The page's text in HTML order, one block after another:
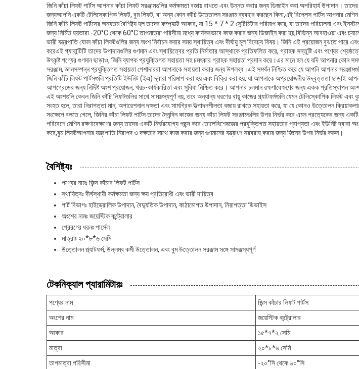
জিনি কাঁচা লিফট পার্টস আপনার কাঁচা লিফট সরঞ্জামগুলির কর্মক্ষমতা বজায় রাখতে এবং উন্নত করার জন্য ডিজাইন করা অপরিহার্য উপাদান।
জন্যআপনি একটি টেলিস্কোপিক লিফট, বুম লিফট, বা অন্য কোন কাঁচি উত্তোলন সরঞ্জাম ব্যবহার করছেন কিনা,এই রিপ্লেস পার্টস আপনার মেশিন
জিনি কাঁচি লিফট পার্টসের অন্যতম বৈশিষ্ট্য হল তাদের কম্প্যাক্ট আকার, যা 15 * 7 * 2 সেন্টিমিটার পরিমাপ করে, যা তাদের পরিচালনা
জন্য নির্মিত হয়তারা -20°C থেকে 60°C তাপমাত্রা পরিসীমা মধ্যে কার্যকরভাবে কাজ করার জন্য ডিজাইন করা হয়,বিভিন্ন আবহাওয়া এবং
ভারী যন্ত্রপাতি যেমন কাঁচা লিফটগুলির জন্য অংশ নির্বাচন করার সময় স্থায়িত্ব এবং দীর্ঘায়ু মূল বিবেচ্য বিষয়। জিনি এই প্রয়োজন বুঝতে পারে
করেএই গ্যারান্টিটি তাদের উপাদানগুলির গুণমান এবং স্থায়িত্বের প্রতি নির্মাতার আস্থাকে প্রতিফলিত করে, গ্রাহক সন্তুষ্টি এবং পণ্যের
উৎকৃষ্ট পণ্যের গুণমান ছাড়াও, জিনি ব্যাপক প্রযুক্তিগত সহায়তা সহ চমৎকার গ্রাহক সহায়তা প্রদান করে।এর মানে হল যে যদি আপনার কোন
সরঞ্জাম, জ্ঞানসম্পন্ন প্রযুক্তিগত সহায়তা পেশাদাররা আপনাকে সহায়তা করার জন্য উপলব্ধ।এই সমর্থন নিশ্চিত করে যে আপনি আপনার
জিনি কাঁচি লিফট পার্টসগুলি প্রতিটি ইউনিট (ইএ) দ্বারা পরিমাপ করা হয় এবং বিক্রি করা হয়, যা আপনাকে অপ্রয়োজনীয় উদ্বৃত্ততা ছাড়াই
আপগ্রেডের জন্য নির্দিষ্ট অংশ প্রয়োজন, খরচ-কার্যকারিতা এবং সুবিধা নিশ্চিত করে। আপনার চলমান রক্ষণাবেক্ষণের জন্য একক
এই অংশগুলি কেবল জিনি কাঁচি লিফটগুলির সাথে সামঞ্জস্যপূর্ণ নয়, তবে অন্যান্য ধরণের বায়ু কাজের প্ল্যাটফর্মগুলি যেমন টেলিস্কোপিক
সংহত হলে, তারা নিরাপত্তা মান, অপারেশনাল দক্ষতা এবং সামগ্রিক উত্পাদনশীলতা বজায় রাখতে সহায়তা করে, যা যে কোনও উত্তোলন
সংক্ষেপে বলতে গেলে, জিনির কাঁচা লিফট পার্টস তাদের দৈনন্দিন কাজের জন্য কাঁচা লিফট সরঞ্জামগুলির উপর নির্ভর করে এমন প্রত্যেকের জন্য
পরিবেশে মেশিন রক্ষণাবেক্ষণের জন্য তাদের একটি নির্ভরযোগ্য পছন্দ করে তোলেবিশেষজ্ঞের প্রযুক্তিগত সহায়তার প্রাপ্যতা এবং ইউনিট
করে,বুম লিফটআপনার যন্ত্রপাতি নিরাপদ ও দক্ষতার সাথে কাজ করার জন্য গুণমানের যন্ত্রাংশ সরবরাহ করার জন্য জিনের উপর নির্ভর করুন।
বৈশিষ্ট্যঃ
পণ্যের নামঃ জিন্স কাঁচার লিফট পার্টস
স্থায়িত্বঃ দীর্ঘস্থায়ী কর্মক্ষমতা জন্য ক্ষয় প্রতিরোধী এবং ভারী দায়িত্ব
পার্ট বিভাগঃ হাইড্রোলিক উপাদান, বৈদ্যুতিক উপাদান, কাঠামোগত উপাদান, নিরাপত্তা ডিভাইস
অংশের নামঃ জয়েস্টিক কন্ট্রোলার
প্রেরণের ধরনঃ পার্সেল
মাত্রাঃ ২০*৮*৬ সেমি
উত্তোলন প্ল্যাটফর্ম, উল্লম্ব কর্মী উত্তোলন, এবং বুম উত্তোলন সরঞ্জাম সঙ্গে সামঞ্জস্যপূর্ণ
টেকনিক্যাল প্যারামিটারঃ
পণ্যের নাম
জিন্স কাঁচার লিফট পার্টস
অংশের নাম
জয়েস্টিক কন্ট্রোলার
আকার
১৫*৭*২ সেমি
মাত্রা
২০*৮*৬ সেমি
তাপমাত্রা পরিসীমা
-২০°সি থেকে ৬০°সি